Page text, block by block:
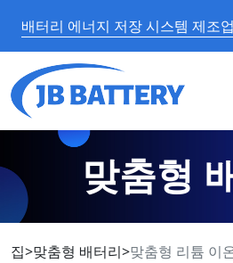
배터리 에너지 저장 시스템 제조
맞춤형
집>맞춤형 배터리>맞춤형 리튬 이